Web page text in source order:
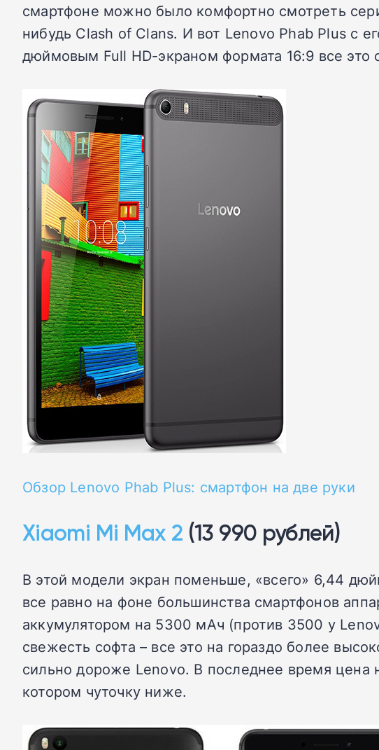
смартфоне можно было комфортно смотреть
нибудь Clash of Clans. И вот Lenovo Phab Plus с
дюймовым Full HD-экраном формата 16:9 все это
Обзор Lenovo Phab Plus: смартфон на две руки
Xiaomi Mi Max 2 (13 990 рублей)
В этой модели экран поменьше, «всего» 6,44
все равно на фоне большинства смартфонов
аккумулятором на 5300 мАч (против 3500 у
свежесть софта – все это на гораздо более
сильно дороже Lenovo. В последнее время цена
котором чуточку ниже.